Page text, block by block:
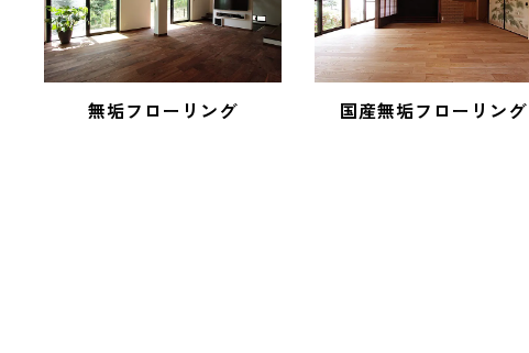
無垢フローリング 国産無垢フローリング